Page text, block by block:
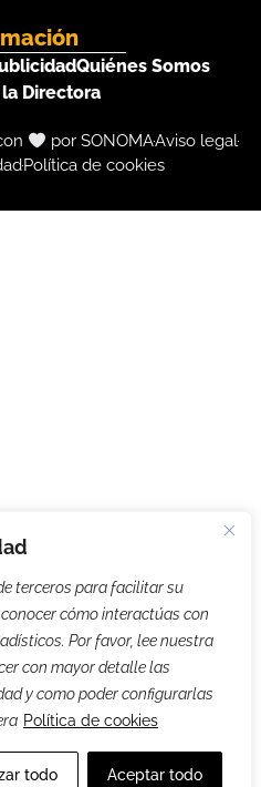
terceros para facilitar su
cómo interactúas con
Por favor, lee nuestra
con mayor detalle las
y como poder configurarlas
Política de cookies
todo Aceptar todo
Quiénes Somos
Directora
por SONOMAAviso legal
Política de cookies